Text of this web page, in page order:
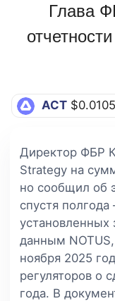
Глава
ACT
Директор ФБР
Strategy на
но сообщил об
спустя
установленных
данным
ноября 2025
регуляторов о
года. В